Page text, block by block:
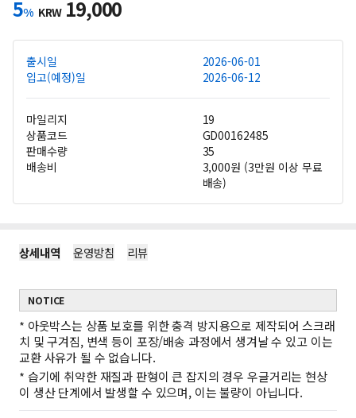
5% KRW 19,000
출시일
2026-06-01
입고(예정)일
2026-06-12
마일리지
19
상품코드
GD00162485
판매수량
35
배송비
3,000원 (3만원 이상 무료
배송)
상세내역 운영방침 리뷰
NOTICE
* 아웃박스는 상품 보호를 위한 충격 방지용으로 제작되어 스크래
치 및 구겨짐, 변색 등이 포장/배송 과정에서 생겨날 수 있고 이는
교환 사유가 될 수 없습니다.
* 습기에 취약한 재질과 판형이 큰 잡지의 경우 우글거리는 현상
이 생산 단계에서 발생할 수 있으며, 이는 불량이 아닙니다.